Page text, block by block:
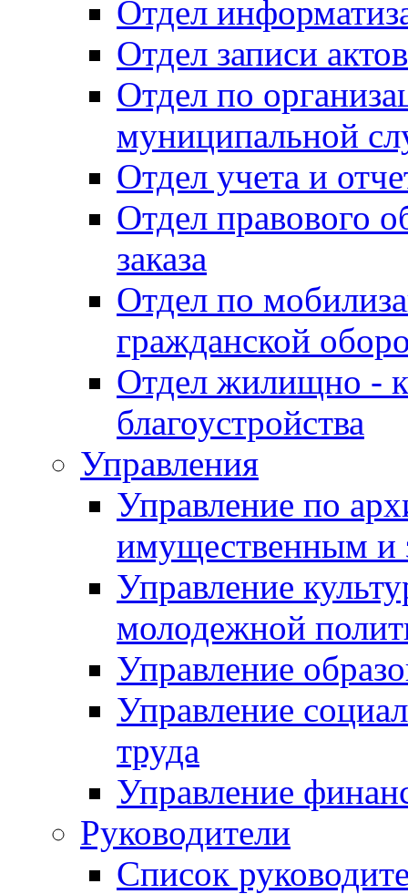
Отдел
Отдел записи
Отдел по
муниципальной
Отдел учета и
Отдел правового
заказа
Отдел по
гражданской
Отдел жилищно -
благоустройства
Управления
Управление по
имущественным и
Управление
молодежной
Управление
Управление
труда
Управление
Руководители
Список